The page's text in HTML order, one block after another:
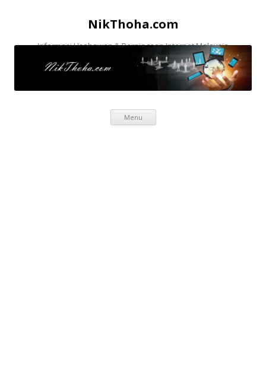
NikThoha.com
Informasi Usahawan & Perniagaan Internet Malaysia
Menu
Skip to content